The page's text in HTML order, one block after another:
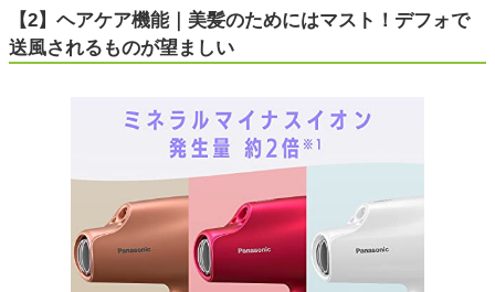
【2】ヘアケア機能｜美髪のためにはマスト！デフォで
送風されるものが望ましい